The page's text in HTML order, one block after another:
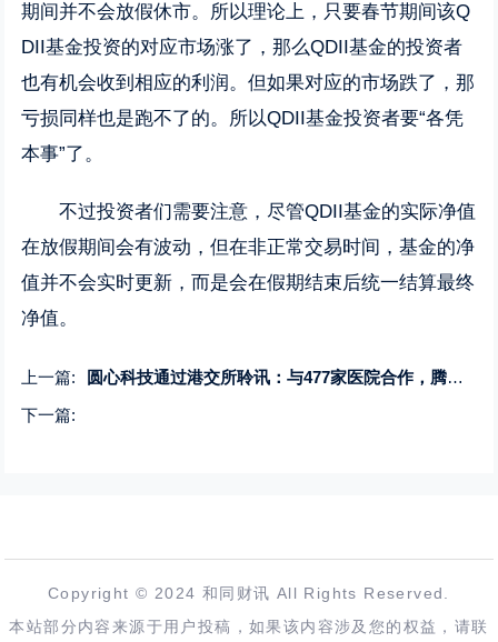
期间并不会放假休市。所以理论上，只要春节期间该Q
DII基金投资的对应市场涨了，那么QDII基金的投资者
也有机会收到相应的利润。但如果对应的市场跌了，那
亏损同样也是跑不了的。所以QDII基金投资者要“各凭
本事”了。
不过投资者们需要注意，尽管QDII基金的实际净值
在放假期间会有波动，但在非正常交易时间，基金的净
值并不会实时更新，而是会在假期结束后统一结算最终
净值。
上一篇:
圆心科技通过港交所聆讯：与477家医院合作，腾讯持股19.6%
下一篇:
Copyright © 2024 和同财讯 All Rights Reserved.
本站部分内容来源于用户投稿，如果该内容涉及您的权益，请联